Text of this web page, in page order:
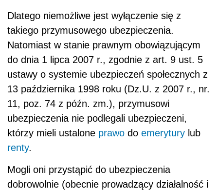
Dlatego niemożliwe jest wyłączenie się z
takiego przymusowego ubezpieczenia.
Natomiast w stanie prawnym obowiązującym
do dnia 1 lipca 2007 r., zgodnie z art. 9 ust. 5
ustawy o systemie ubezpieczeń społecznych z
13 października 1998 roku (Dz.U. z 2007 r., nr.
11, poz. 74 z późn. zm.), przymusowi
ubezpieczenia nie podlegali ubezpieczeni,
którzy mieli ustalone prawo do emerytury lub
renty.
Mogli oni przystąpić do ubezpieczenia
dobrowolnie (obecnie prowadzący działalność i